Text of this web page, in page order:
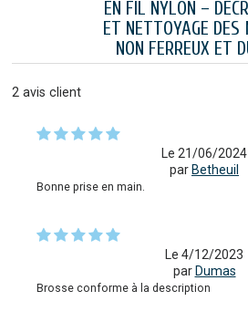
EN FIL NYLON –
ET NETTOYAGE DES
NON FERREUX ET
2 avis client
Le 21/06/2024
par Betheuil
Bonne prise en main.
Le 4/12/2023
par Dumas
Brosse conforme à la description